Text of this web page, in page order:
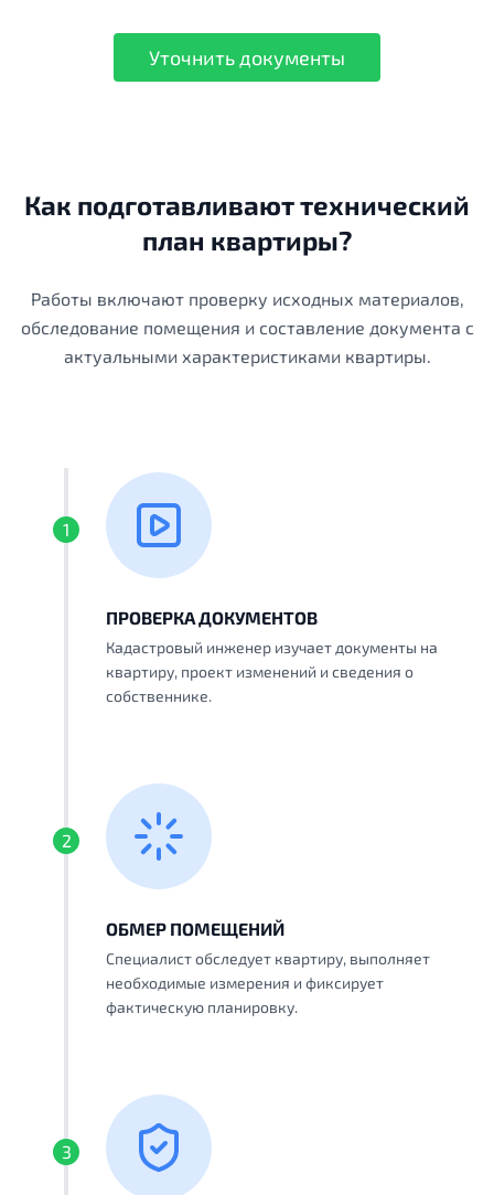
Уточнить документы
Как подготавливают технический
план квартиры?
Работы включают проверку исходных материалов,
обследование помещения и составление документа с
актуальными характеристиками квартиры.
1
ПРОВЕРКА ДОКУМЕНТОВ
Кадастровый инженер изучает документы на
квартиру, проект изменений и сведения о
собственнике.
2
ОБМЕР ПОМЕЩЕНИЙ
Специалист обследует квартиру, выполняет
необходимые измерения и фиксирует
фактическую планировку.
3